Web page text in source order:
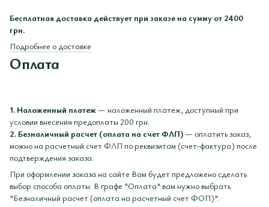
Бесплатная доставка действует при заказе на сумму от 2400
грн.
Подробнее о доставке
Оплата
1. Наложенный платеж— наложенный платеж, доступный при
условии внесения предоплаты 200 грн.
2. Безналичный расчет (оплата на счет ФЛП)— оплатить заказ,
можно на расчетный счет ФЛП по реквизитам (счет-фактура) после
подтверждения заказа.
При оформлении заказа на сайте Вам будет предложено сделать
выбор способа оплаты. В графе "Оплата" вам нужно выбрать
"Безналичный расчет (оплата на расчетный счет ФОП)".